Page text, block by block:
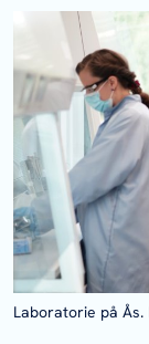
Laboratorie på Ås.